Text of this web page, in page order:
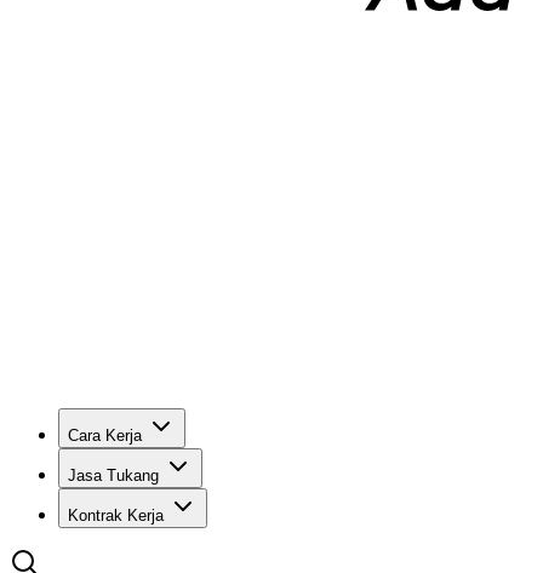
Cara Kerja
Jasa Tukang
Kontrak Kerja